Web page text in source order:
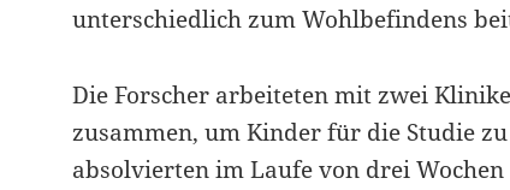
unterschiedlich zum Wohlbefindens
Die Forscher arbeiteten mit zwei
zusammen, um Kinder für die Studie
absolvierten im Laufe von drei